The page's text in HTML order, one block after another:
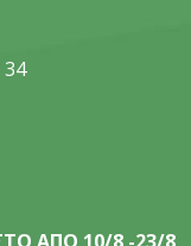
34
ΑΠΟ 10/8 -23/8